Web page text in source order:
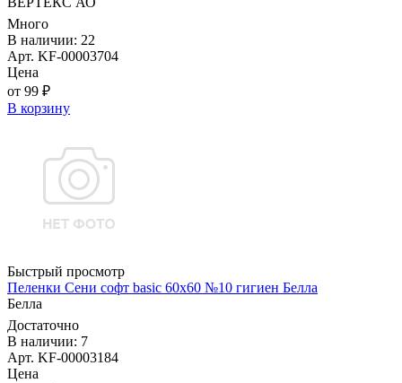
Много
В наличии: 22
Арт. KF-00003704
Цена
от 99 ₽
В корзину
Быстрый просмотр
Пеленки Сени софт basic 60х60 №10 гигиен Белла
Белла
Достаточно
В наличии: 7
Арт. KF-00003184
Цена